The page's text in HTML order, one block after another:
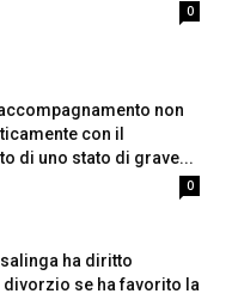
0
non
con il
di uno stato di grave...
0
ha diritto
divorzio se ha favorito la